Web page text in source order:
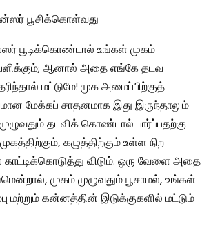
பூசிக்கொள்வது
பூடிக்கொண்டால் உங்கள் முகம்
ஆனால் அதை எங்கே தடவ
மட்டுமே! முக அமைப்பிற்குத்
மேக்கப் சாதனமாக இது இருந்தாலும்
தடவிக் கொண்டால் பார்ப்பதற்கு
கழுத்திற்கும் உள்ள நிற
காட்டிக்கொடுத்து விடும். ஒரு வேளை அதை
முகம் முழுவதும் பூசாமல், உங்கள்
மற்றும் கன்னத்தின் இடுக்குகளில் மட்டும்